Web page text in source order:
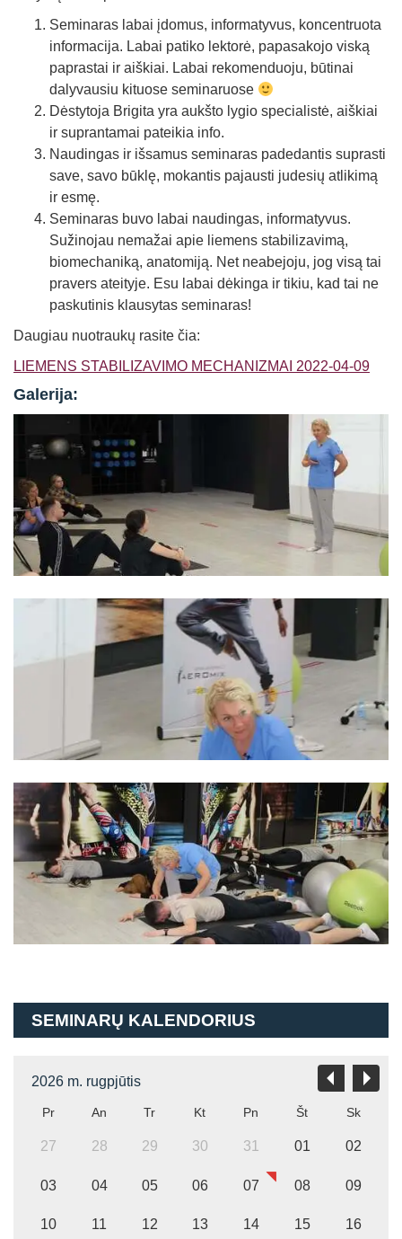
Seminaras labai įdomus, informatyvus, koncentruota
informacija. Labai patiko lektorė, papasakojo viską
paprastai ir aiškiai. Labai rekomenduoju, būtinai
dalyvausiu kituose seminaruose
Dėstytoja Brigita yra aukšto lygio specialistė, aiškiai
ir suprantamai pateikia info.
Naudingas ir išsamus seminaras padedantis suprasti
save, savo būklę, mokantis pajausti judesių atlikimą
ir esmę.
Seminaras buvo labai naudingas, informatyvus.
Sužinojau nemažai apie liemens stabilizavimą,
biomechaniką, anatomiją. Net neabejoju, jog visą tai
pravers ateityje. Esu labai dėkinga ir tikiu, kad tai ne
paskutinis klausytas seminaras!
Daugiau nuotraukų rasite čia:
LIEMENS STABILIZAVIMO MECHANIZMAI 2022-04-09
Galerija:
SEMINARŲ KALENDORIUS
2026 m. rugpjūtis
Pr An Tr Kt Pn Št Sk
27 28 29 30 31 01 02
03 04 05 06 07 08 09
10 11 12 13 14 15 16